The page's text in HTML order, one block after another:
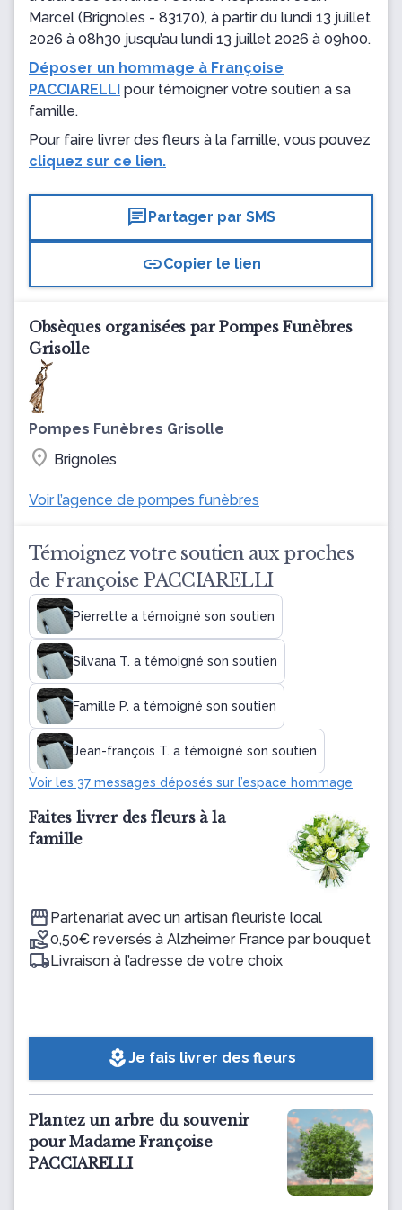
Marcel (Brignoles - 83170), à partir du lundi 13 juillet
2026 à 08h30 jusqu’au lundi 13 juillet 2026 à 09h00.
Déposer un hommage à Françoise
PACCIARELLI pour témoigner votre soutien à sa
famille.
Pour faire livrer des fleurs à la famille, vous pouvez
cliquez sur ce lien.
chatPartager par SMS
linkCopier le lien
Obsèques organisées par Pompes Funèbres
Grisolle
Pompes Funèbres Grisolle
Voir l’agence de pompes funèbres
location_on Brignoles
Témoignez votre soutien aux proches
de Françoise PACCIARELLI
Pierrette a témoigné son soutien
Silvana T. a témoigné son soutien
Famille P. a témoigné son soutien
Jean-françois T. a témoigné son soutien
Voir les 37 messages déposés sur l’espace hommage
Faites livrer des fleurs à la
famille
Partenariat avec un artisan fleuriste local
0,50€ reversés à Alzheimer France par bouquet
Livraison à l’adresse de votre choix
local_floristJe fais livrer des fleurs
Plantez un arbre du souvenir
pour Madame Françoise
PACCIARELLI